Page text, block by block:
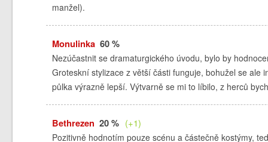
manžel).
Monulinka60 %
Nezúčastnit se dramaturgického úvodu, bylo by
Groteskní stylizace z větší části funguje, bohužel se ale
půlka výrazně lepší. Výtvarně se mi to líbilo, z herců
Bethrezen 20 % (+1)
Pozitivně hodnotím pouze scénu a částečně kostýmy,